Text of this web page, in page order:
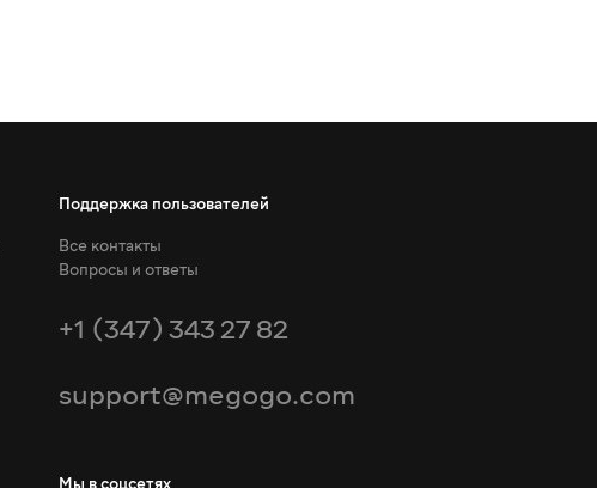
Поддержка пользователей
Все контакты
Вопросы и ответы
+1 (347) 343 27 82
support@megogo.com